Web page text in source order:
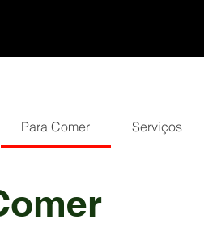
Para Comer Serviços